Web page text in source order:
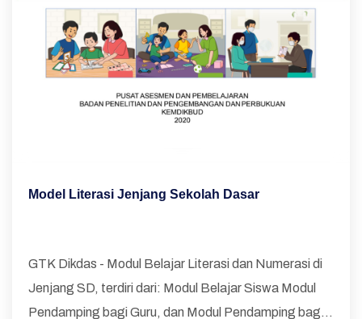
Model Literasi Jenjang Sekolah Dasar
GTK Dikdas - Modul Belajar Literasi dan Numerasi di
Jenjang SD, terdiri dari: Modul Belajar Siswa Modul
Pendamping bagi Guru, dan Modul Pendamping bagi